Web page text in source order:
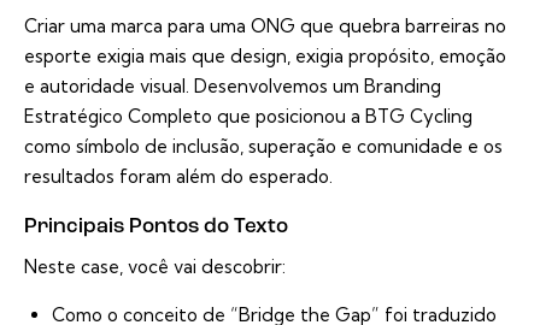
Criar uma marca para uma ONG que quebra barreiras no
esporte exigia mais que design, exigia propósito, emoção
e autoridade visual. Desenvolvemos um Branding
Estratégico Completo que posicionou a BTG Cycling
como símbolo de inclusão, superação e comunidade e os
resultados foram além do esperado.
Principais Pontos do Texto
Neste case, você vai descobrir:
Como o conceito de “Bridge the Gap” foi traduzido